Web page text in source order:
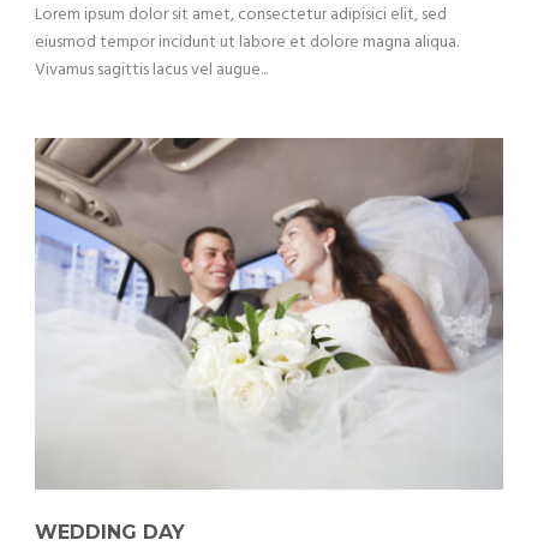
Lorem ipsum dolor sit amet, consectetur adipisici elit, sed
eiusmod tempor incidunt ut labore et dolore magna aliqua.
Vivamus sagittis lacus vel augue...
WEDDING DAY